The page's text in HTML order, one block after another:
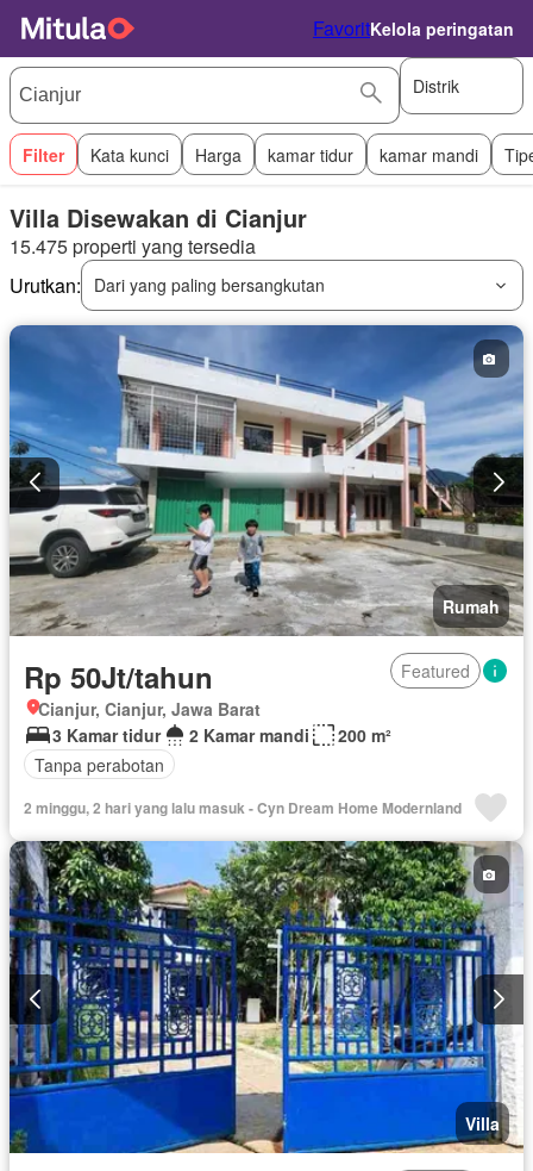
FavoritKelola peringatan
Distrik
Filter Kata kunci Harga kamar tidur kamar mandi
Villa Disewakan di Cianjur
15.475 properti yang tersedia
Urutkan:
Dari yang paling bersangkutan
Rumah
Rp 50Jt/tahun
Featured
Cianjur, Cianjur, Jawa Barat
3 Kamar tidur
2 Kamar mandi
200 m²
Tanpa perabotan
2 minggu, 2 hari yang lalu masuk - Cyn Dream Home Modernland
Villa